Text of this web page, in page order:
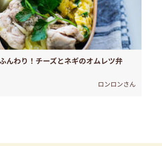
んわり！チーズとネギのオムレツ弁
ロンロンさん